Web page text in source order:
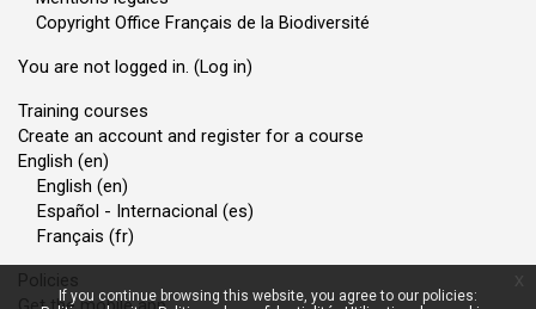
If you continue browsing this website, you agree to our policies:
Copyright Office Français de la Biodiversité
You are not logged in. (Log in)
Training courses
Create an account and register for a course
English ‎(en)‎
English ‎(en)‎
Español - Internacional ‎(es)‎
Français ‎(fr)‎
Policies